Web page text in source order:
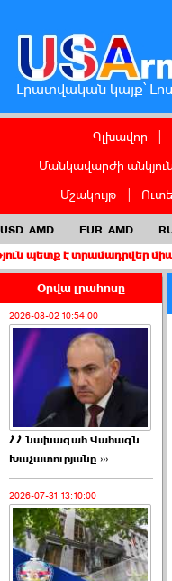
Լրատվական կայք՝
Գլխավոր
Մանկավարժի
Մշակույթ
USD AMD EUR AMD
միայն այն
Օրվա լրահոսը
2026-08-02 10:54:00
ՀՀ նախագահ Վահագն
Խաչատուրյանը ›››
2026-07-31 13:10:00